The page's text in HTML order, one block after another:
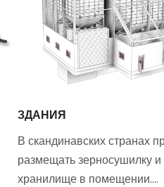
ЗДАНИЯ
В скандинавских странах
размещать зерносушилку и
хранилище в помещении.…